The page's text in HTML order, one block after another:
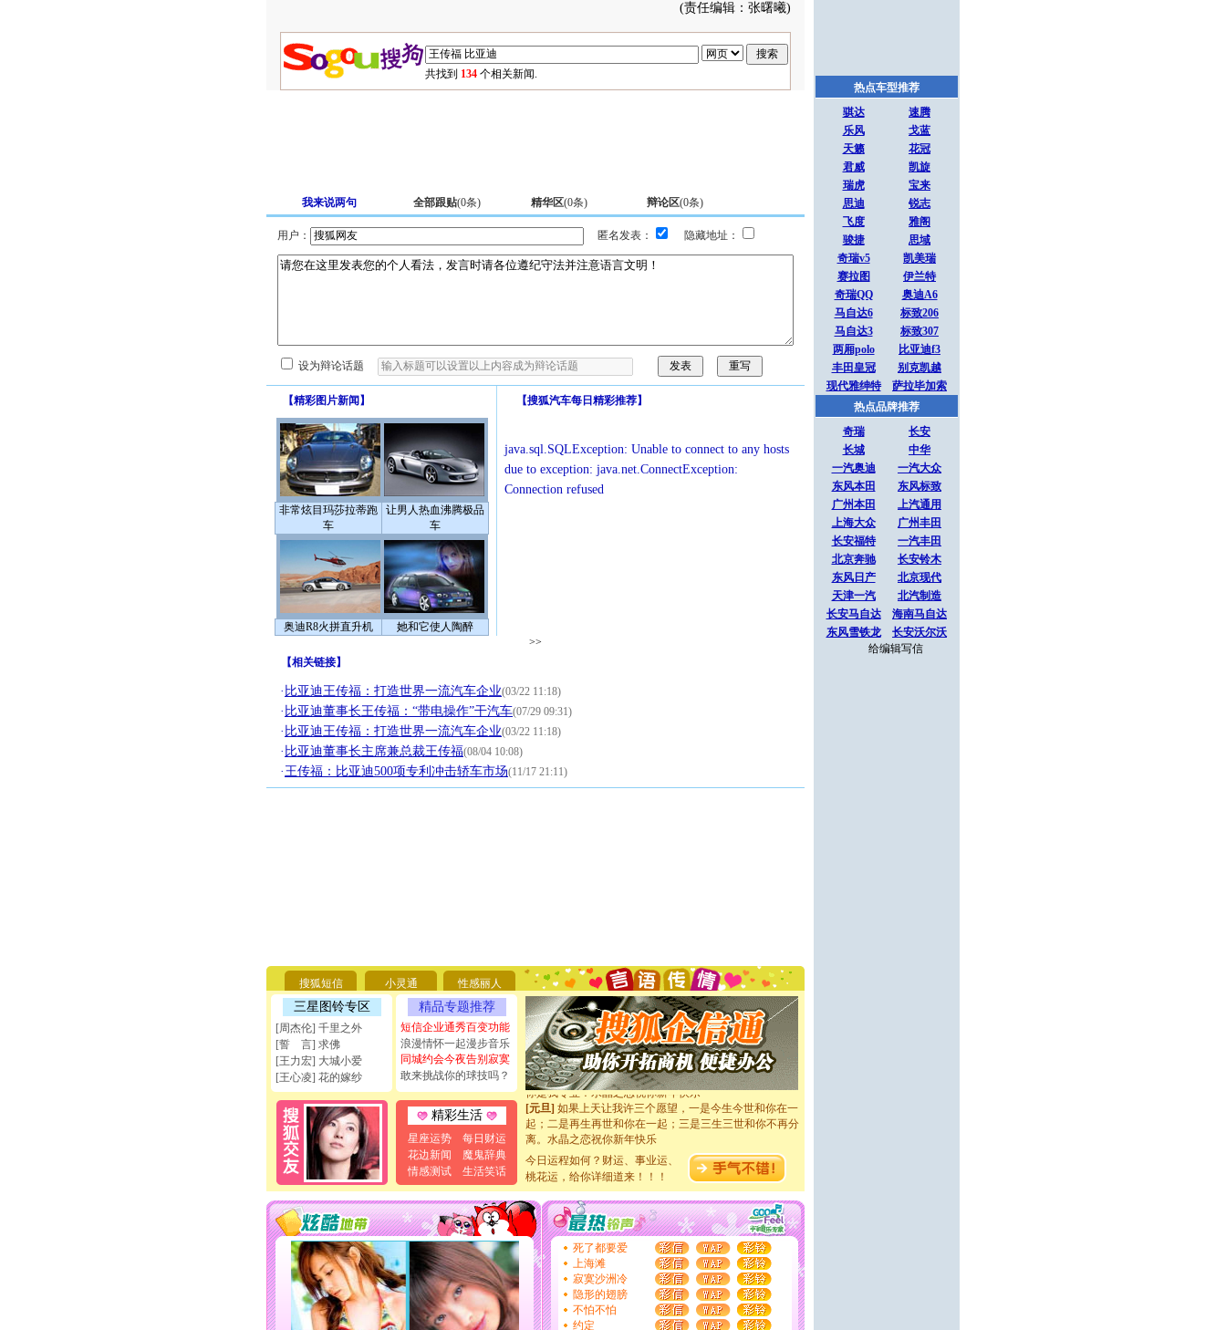
(责任编辑：张曙曦)
共找到 134 个相关新闻.
我来说两句 全部跟贴(0条) 精华区(0条) 辩论区(0条)
用户： 匿名发表： 隐藏地址：
设为辩论话题
【精彩图片新闻 】
非常炫目玛莎拉蒂跑
车
让男人热血沸腾极品
车
奥迪R8火拼直升机 她和它使人陶醉
【搜狐汽车每日精彩推荐】
java.sql.SQLException: Unable to connect to any hosts
due to exception: java.net.ConnectException:
Connection refused
>>
【相关链接】
· 比亚迪王传福：打造世界一流汽车企业(03/22 11:18)
· 比亚迪董事长王传福：“带电操作”干汽车(07/29 09:31)
· 比亚迪王传福：打造世界一流汽车企业(03/22 11:18)
· 比亚迪董事长主席兼总裁王传福(08/04 10:08)
·王传福：比亚迪500项专利冲击轿车市场(11/17 21:11)
搜狐短信 小灵通 性感丽人
三星图铃专区
[周杰伦] 千里之外
[誓 言] 求佛
[王力宏] 大城小爱
[王心凌] 花的嫁纱
精品专题推荐
短信企业通秀百变功能
浪漫情怀一起漫步音乐
同城约会今夜告别寂寞
敢来挑战你的球技吗？
精彩生活
星座运势
每日财运
花边新闻
魔鬼辞典
情感测试
生活笑话
[圣诞节]不只这样的日子才会想起你,而是这样的日子才
能正大光明地骚扰你,告诉你,圣诞要快乐!新年要快乐!天
天都要快乐噢!
[圣诞节]奉上一颗祝福的心,在这个特别的日子里,愿幸福,
如意,快乐,鲜花,一切美好的祝愿与你同在.圣诞快乐!
[元旦]看到你我会触电；看不到你我要充电；没有你我会
断电。爱你是我职业，想你是我事业，抱你是我特长，吻
你是我专业！水晶之恋祝你新年快乐
[元旦]如果上天让我许三个愿望，一是今生今世和你在一
起；二是再生再世和你在一起；三是三生三世和你不再分
离。水晶之恋祝你新年快乐
[元旦]当我狠下心扭头离去那一刻，你在我身后无助地哭
泣，这痛楚让我明白我多么爱你。我转身抱住你：这猪不
卖了。水晶之恋祝你新年快乐。
[春节]风柔雨润好月圆，半岛铁盒伴身边，每日尽显开心
颜！冬去春来似水如烟，劳碌人生需尽欢！听一曲轻歌，
道一声平安！新年吉祥万事如愿
[春节]传说薰衣草有四片叶子：第一片叶子是信仰，第二
片叶子是希望，第三片叶子是爱情，第四片叶子是幸运。
送你一棵薰衣草，愿你新年快乐！
[圣诞节]圣诞节到了，想想没什么送给你的，又不打算给
你太多，只有给你五千万：千万快乐！千万要健康！千万
要平安！千万要知足！千万不要忘记我！
今日运程如何？财运、事业运、
桃花运，给你详细道来！！！
死了都要爱
上海滩
寂寞沙洲冷
隐形的翅膀
不怕不怕
约定
热点车型推荐
骐达
速腾
乐风
戈蓝
天籁
花冠
君威
凯旋
瑞虎
宝来
思迪
锐志
飞度
雅阁
骏捷
思域
奇瑞v5
凯美瑞
赛拉图
伊兰特
奇瑞QQ
奥迪A6
马自达6
标致206
马自达3
标致307
两厢polo
比亚迪f3
丰田皇冠
别克凯越
现代雅绅特
萨拉毕加索
热点品牌推荐
奇瑞
长安
长城
中华
一汽奥迪
一汽大众
东风本田
东风标致
广州本田
上汽通用
上海大众
广州丰田
长安福特
一汽丰田
北京奔驰
长安铃木
东风日产
北京现代
天津一汽
北汽制造
长安马自达
海南马自达
东风雪铁龙
长安沃尔沃
给编辑写信